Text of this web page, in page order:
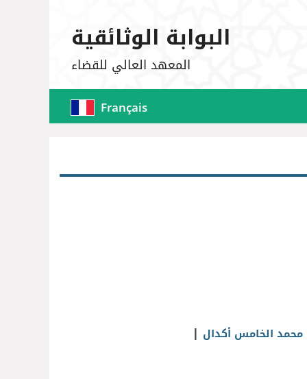
البوابة الوثائقية
المعهد العالي للقضاء
Français
محمد الخامس أكدال |